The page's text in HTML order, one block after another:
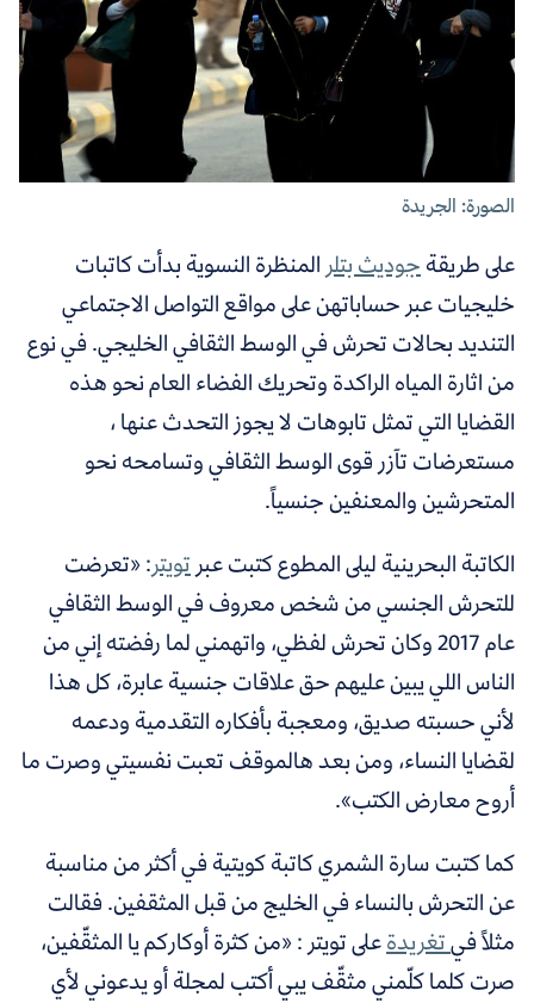
الصورة: الجريدة
على طريقةجوديث بتلرالمنظرة النسوية بدأت كاتبات
خليجيات عبر حساباتهن على مواقع التواصل الاجتماعي
التنديد بحالات تحرش في الوسط الثقافي الخليجي. في نوع
من اثارة المياه الراكدة وتحريك الفضاء العام نحو هذه
القضايا التي تمثل تابوهات لا يجوز التحدث عنها ،
مستعرضات تآزر قوى الوسط الثقافي وتسامحه نحو
المتحرشين والمعنفين جنسياً.
الكاتبة البحرينية ليلى المطوع كتبت عبرتويتر:«تعرضت
للتحرش الجنسي من شخص معروف في الوسط الثقافي
عام 2017 وكان تحرش لفظي، واتهمني لما رفضته إني من
الناس اللي يبين عليهم حق علاقات جنسية عابرة، كل هذا
لأني حسبته صديق، ومعجبة بأفكاره التقدمية ودعمه
لقضايا النساء، ومن بعد هالموقف تعبت نفسيتي وصرت ما
أروح معارض الكتب».
كما كتبت سارة الشمري كاتبة كويتية في أكثر من مناسبة
عن التحرش بالنساء في الخليج من قبل المثقفين. فقالت
مثلاً فيتغريدةعلى تويتر :«من كثرة أوكاركم يا المثقّفين،
صرت كلما كلّمني مثقّف يبي أكتب لمجلة أو يدعوني لأي